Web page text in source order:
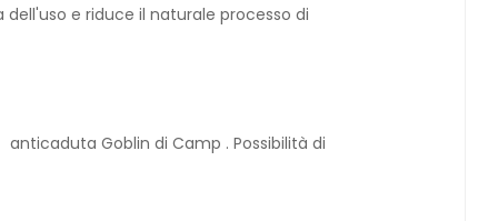
e riduce il naturale processo di
Goblin di Camp . Possibilità di